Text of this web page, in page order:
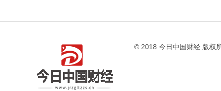
© 2018 今日中国财经 版权